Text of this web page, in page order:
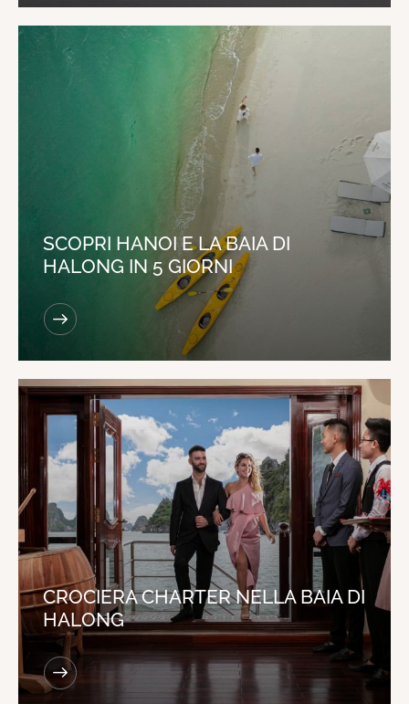
SCOPRI HANOI E LA BAIA DI
HALONG IN 5 GIORNI
CROCIERA CHARTER NELLA BAIA DI
HALONG